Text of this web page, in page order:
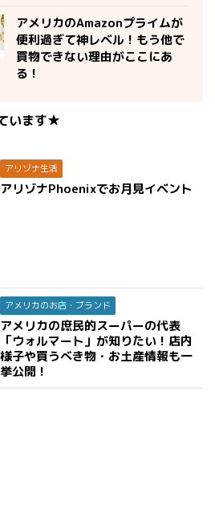
アメリカのAmazonプライムが
便利過ぎて神レベル！もう他で
買物できない理由がここにあ
る！
います★
アリゾナ生活
アリゾナPhoenixでお月見イベント
アメリカのお店・ブランド
アメリカの庶民的スーパーの代表
「ウォルマート」が知りたい！店内
様子や買うべき物・お土産情報も一
挙公開！